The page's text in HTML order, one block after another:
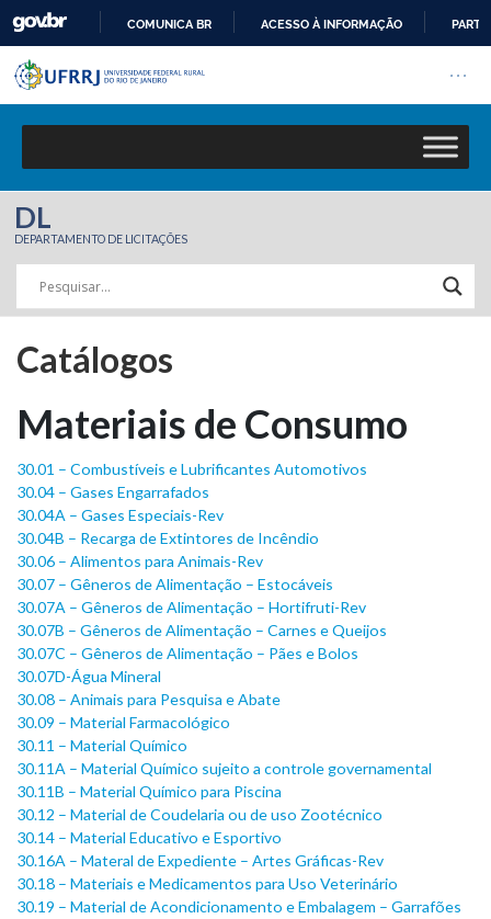
COMUNICA BR ACESSO À INFORMAÇÃO
Pular barra institucional
Barra institucional da
DL
DEPARTAMENTO DE LICITAÇÕES
Catálogos
Materiais de Consumo
30.01 – Combustíveis e Lubrificantes Automotivos
30.04 – Gases Engarrafados
30.04A – Gases Especiais-Rev
30.04B – Recarga de Extintores de Incêndio
30.06 – Alimentos para Animais-Rev
30.07 – Gêneros de Alimentação – Estocáveis
30.07A – Gêneros de Alimentação – Hortifruti-Rev
30.07B – Gêneros de Alimentação – Carnes e Queijos
30.07C – Gêneros de Alimentação – Pães e Bolos
30.07D-Água Mineral
30.08 – Animais para Pesquisa e Abate
30.09 – Material Farmacológico
30.11 – Material Químico
30.11A – Material Químico sujeito a controle governamental
30.11B – Material Químico para Piscina
30.12 – Material de Coudelaria ou de uso Zootécnico
30.14 – Material Educativo e Esportivo
30.16A – Materal de Expediente – Artes Gráficas-Rev
30.18 – Materiais e Medicamentos para Uso Veterinário
30.19 – Material de Acondicionamento e Embalagem – Garrafões